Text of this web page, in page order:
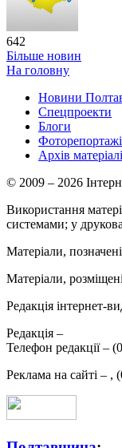
642
Більше новин
На головну
Новини
Спецпроекти
Блоги
Фоторепортажі
Архів
© 2009 – 2026
Використання
системами; у
Матеріали,
Матеріали,
Редакція інтернет-
Редакція –
Телефон редакції –
Реклама на сайті – ,